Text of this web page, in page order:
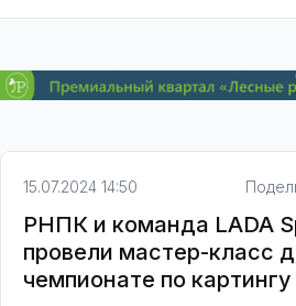
15.07.2024 14:50
РНПК и команда LADA
провели мастер-класс
чемпионате по картингу